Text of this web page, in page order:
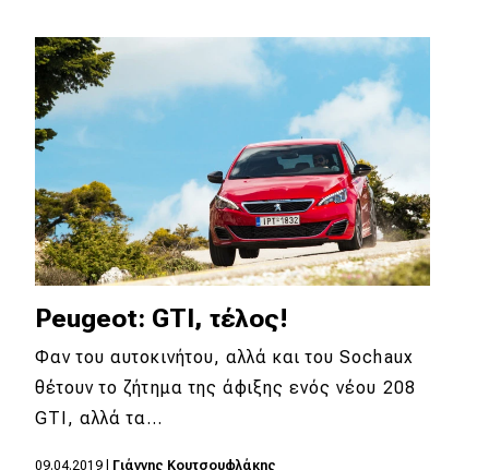
Peugeot: GTI, τέλος!
Φαν του αυτοκινήτου, αλλά και του Sochaux
θέτουν το ζήτημα της άφιξης ενός νέου 208
GTI, αλλά τα…
09.04.2019 Γιάννης Κουτσουφλάκης